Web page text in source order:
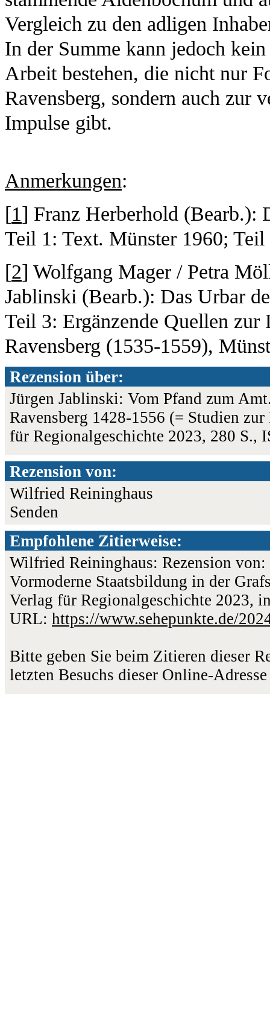
Vergleich zu den adligen
In der Summe kann jedoch
Arbeit bestehen, die nicht nur
Ravensberg, sondern auch zur
Impulse gibt.
Anmerkungen:
[1] Franz Herberhold (Bearb.):
Teil 1: Text. Münster 1960;
[2] Wolfgang Mager / Petra
Jablinski (Bearb.): Das Urbar
Teil 3: Ergänzende Quellen
Ravensberg (1535-1559),
Rezension über:
Jürgen Jablinski: Vom Pfand zum
Ravensberg 1428-1556 (= Studien
für Regionalgeschichte 2023, 280 S.,
Rezension von:
Wilfried Reininghaus
Senden
Empfohlene Zitierweise:
Wilfried Reininghaus: Rezension
Vormoderne Staatsbildung in der
Verlag für Regionalgeschichte 2023,
URL: https://www.sehepunkte.de/
Bitte geben Sie beim Zitieren dieser
letzten Besuchs dieser Online-Adresse